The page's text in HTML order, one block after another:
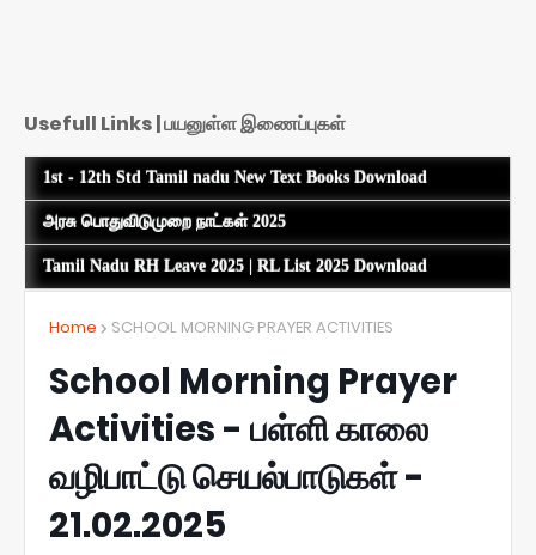
Usefull Links | பயனுள்ள இணைப்புகள்
1st - 12th Std Tamil nadu New Text Books Download
அரசு பொதுவிடுமுறை நாட்கள் 2025
Tamil Nadu RH Leave 2025 | RL List 2025 Download
Home SCHOOL MORNING PRAYER ACTIVITIES
School Morning Prayer
Activities - பள்ளி காலை
வழிபாட்டு செயல்பாடுகள் -
21.02.2025